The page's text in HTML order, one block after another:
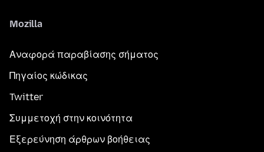
Mozilla
Αναφορά παραβίασης σήματος
Πηγαίος κώδικας
Twitter
Συμμετοχή στην κοινότητα
Εξερεύνηση άρθρων βοήθειας